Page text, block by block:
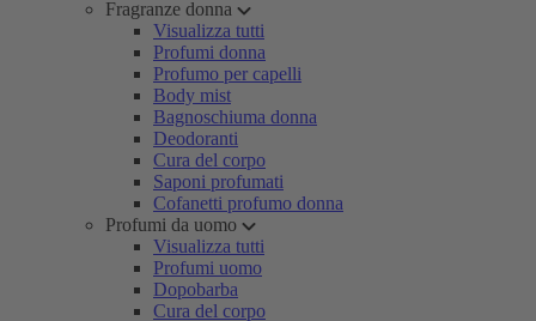
Fragranze donna
Visualizza tutti
Profumi donna
Profumo per capelli
Body mist
Bagnoschiuma donna
Deodoranti
Cura del corpo
Saponi profumati
Cofanetti profumo donna
Profumi da uomo
Visualizza tutti
Profumi uomo
Dopobarba
Cura del corpo